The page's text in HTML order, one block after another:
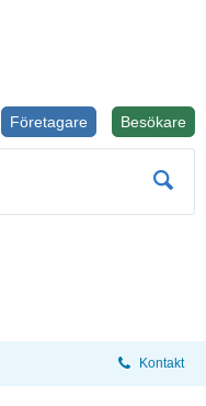
Besökare
Företagare
Kontakt